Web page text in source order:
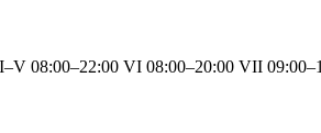
I–V 08:00–22:00 VI 08:00–20:00 VII